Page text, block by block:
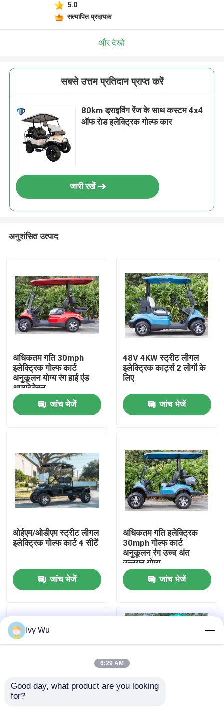
उत्पादों
हमारे बारे में
गुणवत्ता नियंत्रण
संपर्क करें
गोल्फ कार्ट साइड मिरर
5.0
सत्यापित प्रदायक
और देखो
सबसे उत्तम प्रतिदान प्राप्त करें
80km ड्राइविंग रेंज के साथ कस्टम 4x4
ऑफ रोड इलेक्ट्रिक गोल्फ कार
जारी रखें
अनुशंसित उत्पाद
अधिकतम गति 30mph
इलेक्ट्रिक गोल्फ कार्ट
अनुकूलन योग्य रंग हाई एंड
अपग्रेडेबल
जांच भेजें
48V 4KW स्ट्रीट लीगल
इलेक्ट्रिक कार्ट्स 2 लोगों के
लिए
जांच भेजें
ओईएम/ओडीएम स्ट्रीट लीगल
इलेक्ट्रिक गोल्फ कार्ट 4 सीटें
जांच भेजें
अधिकतम गति इलेक्ट्रिक
30mph गोल्फ कार्ट
अनुकूलन रंग उच्च अंत
उन्नयन योग्य
जांच भेजें
Ivy Wu
6:29 AM
Good day, what product are you looking
for?